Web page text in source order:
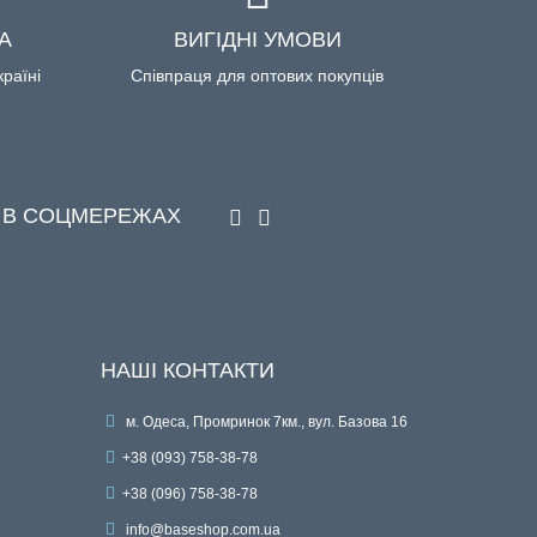
ВИГІДНІ УМОВИ
Співпраця для оптових покупців
СОЦМЕРЕЖАХ
НАШІ КОНТАКТИ
м. Одеса, Промринок 7км., вул. Базова 16
+38 (093) 758-38-78
+38 (096) 758-38-78
info@baseshop.com.ua